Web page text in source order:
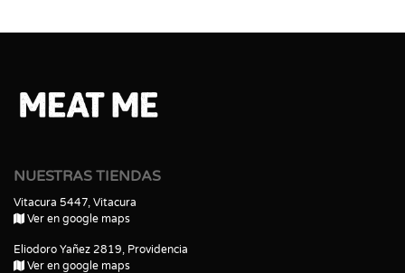
NUESTRAS TIENDAS
Vitacura 5447, Vitacura
Ver en google maps
Eliodoro Yañez 2819, Providencia
Ver en google maps